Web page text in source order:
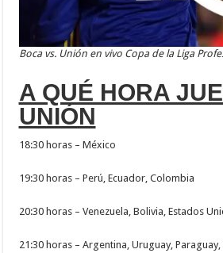
Boca vs. Unión en vivo Copa de la Liga
A QUÉ HORA
UNIÓN
18:30 horas – México
19:30 horas – Perú, Ecuador, Colombia
20:30 horas – Venezuela, Bolivia, Estados
21:30 horas – Argentina, Uruguay, Paraguay,